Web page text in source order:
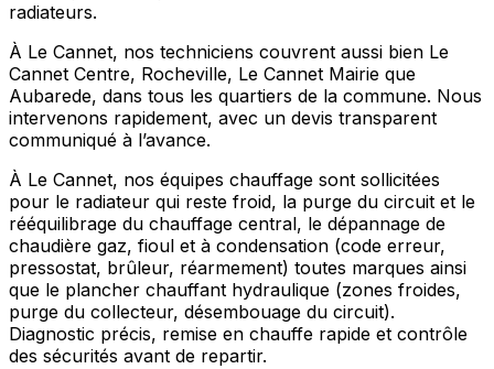
radiateurs.
À Le Cannet, nos techniciens couvrent aussi bien Le
Cannet Centre, Rocheville, Le Cannet Mairie que
Aubarede, dans tous les quartiers de la commune. Nous
intervenons rapidement, avec un devis transparent
communiqué à l’avance.
À Le Cannet, nos équipes chauffage sont sollicitées
pour le radiateur qui reste froid, la purge du circuit et le
rééquilibrage du chauffage central, le dépannage de
chaudière gaz, fioul et à condensation (code erreur,
pressostat, brûleur, réarmement) toutes marques ainsi
que le plancher chauffant hydraulique (zones froides,
purge du collecteur, désembouage du circuit).
Diagnostic précis, remise en chauffe rapide et contrôle
des sécurités avant de repartir.